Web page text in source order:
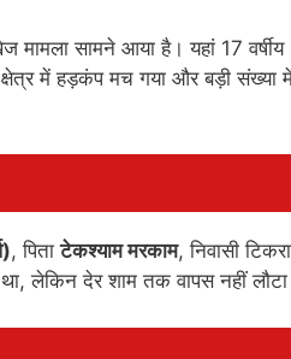
सामने आया है। यहां 17 वर्षीय
में हड़कंप मच गया और बड़ी संख्या
, पिताटेकश्याम मरकाम, निवासी
लेकिन देर शाम तक वापस नहीं